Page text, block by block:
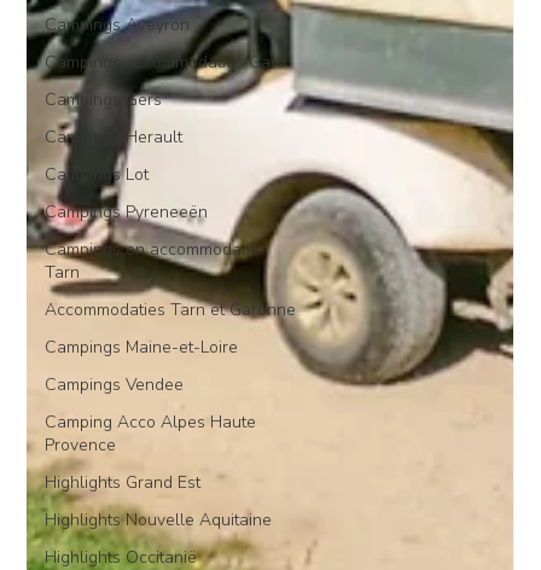
Campings Aveyron
Campings accommodaties Gard
Campings Gers
Campings Herault
Campings Lot
Campings Pyreneeën
Campings en accommodaties
Tarn
Accommodaties Tarn et Garonne
Campings Maine-et-Loire
Campings Vendee
Camping Acco Alpes Haute
Provence
Highlights Grand Est
Highlights Nouvelle Aquitaine
Highlights Occitanië